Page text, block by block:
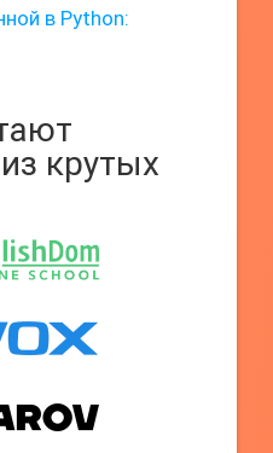
в Python:
крутых